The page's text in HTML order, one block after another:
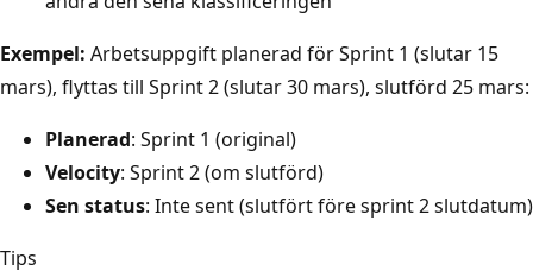
Exempel: Arbetsuppgift planerad för Sprint 1 (slutar 15
mars), flyttas till Sprint 2 (slutar 30 mars), slutförd 25 mars:
Planerad: Sprint 1 (original)
Velocity: Sprint 2 (om slutförd)
Sen status: Inte sent (slutfört före sprint 2 slutdatum)
Tips